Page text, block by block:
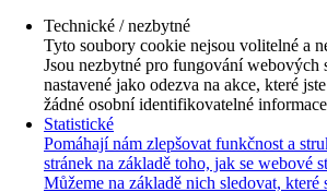
Technické / nezbytné
Tyto soubory cookie nejsou volitelné a
Jsou nezbytné pro fungování webových
nastavené jako odezva na akce, které
žádné osobní identifikovatelné
Statistické
Pomáhají nám zlepšovat funkčnost a
stránek na základě toho, jak se webové
Můžeme na základě nich sledovat, které